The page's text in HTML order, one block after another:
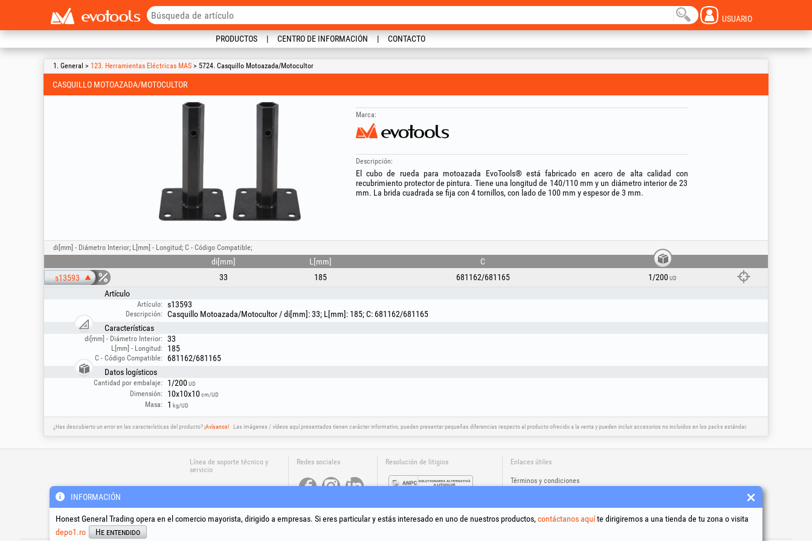
USUARIO
PRODUCTOS CENTRO DE INFORMACIÓN CONTACTO
1. General > 123. Herramientas Eléctricas MAS > 5724. Casquillo Motoazada/Motocultor
CASQUILLO MOTOAZADA/MOTOCULTOR
Marca:
Descripción:
El cubo de rueda para motoazada EvoTools® está fabricado en acero de alta calidad con
recubrimiento protector de pintura. Tiene una longitud de 140/110 mm y un diámetro interior de 23
mm. La brida cuadrada se fija con 4 tornillos, con lado de 100 mm y espesor de 3 mm.
di[mm] - Diámetro Interior; L[mm] - Longitud; C - Código Compatible;
di[mm] L[mm]
C
s13593
33 185 681162/681165 1/200UD
Artículo
Artículo: s13593
Descripción:
Casquillo Motoazada/Motocultor / di[mm]: 33; L[mm]: 185; C: 681162/681165
Características
di[mm] - Diámetro Interior: 33
L[mm] - Longitud: 185
C - Código Compatible:
681162/681165
Datos logísticos
Cantidad por embalaje: 1/200UD
Dimensión: 10x10x10cm/UD
Masa: 1 kg/UD
¿Has descubierto un error en las características del producto?¡Avísanos! Las imágenes / vídeos aquí presentados tienen carácter informativo, pueden presentar pequeñas diferencias respecto al producto ofrecido a la venta y pueden incluir accesorios no incluidos en los packs estándar.
Línea de soporte técnico y
servicio
Lunes - Viernes
08:00 - 17:30
Redes sociales Resolución de litigios Enlaces útiles
Términos y condiciones
Datos de identificación de la empresa
INFORMACIÓN
Honest General Trading opera en el comercio mayorista, dirigido a empresas. Si eres particular y estás interesado en uno de nuestros productos, contáctanos aquíte dirigiremos a una tienda de tu zona o visita
depo1.ro
He entendido